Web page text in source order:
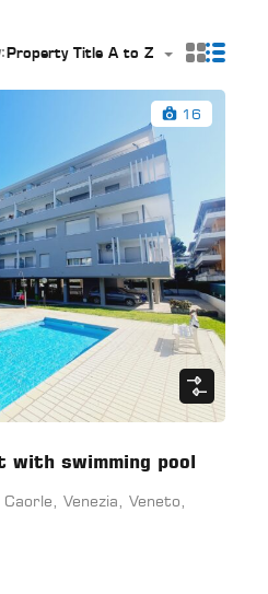
Property Title A to Z
16
with swimming pool
Venezia, Veneto,